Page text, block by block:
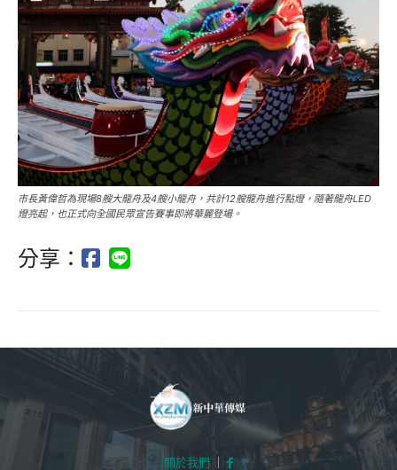
市長黃偉哲為現場8艘大龍舟及4艘小龍舟，共計12艘龍舟進行點燈，隨著龍舟LED
燈亮起，也正式向全國民眾宣告賽事即將華麗登場。
分享：
關於我們 ｜